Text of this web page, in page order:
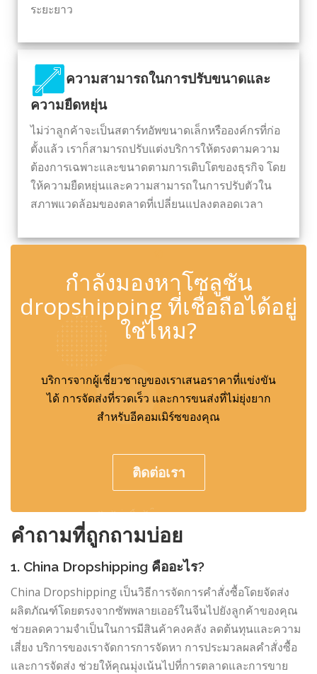
ระยะยาว
ความสามารถในการปรับขนาดและ
ความยืดหยุ่น
ไม่ว่าลูกค้าจะเป็นสตาร์ทอัพขนาดเล็กหรือองค์กรที่ก่อ
ตั้งแล้ว เราก็สามารถปรับแต่งบริการให้ตรงตามความ
ต้องการเฉพาะและขนาดตามการเติบโตของธุรกิจ โดย
ให้ความยืดหยุ่นและความสามารถในการปรับตัวใน
สภาพแวดล้อมของตลาดที่เปลี่ยนแปลงตลอดเวลา
กำลังมองหาโซลูชัน
dropshipping ที่เชื่อถือได้อยู่
ใช่ไหม?
บริการจากผู้เชี่ยวชาญของเราเสนอราคาที่แข่งขัน
ได้ การจัดส่งที่รวดเร็ว และการขนส่งที่ไม่ยุ่งยาก
สำหรับอีคอมเมิร์ซของคุณ
ติดต่อเรา
คำถามที่ถูกถามบ่อย
1. China Dropshipping คืออะไร?
China Dropshipping เป็นวิธีการจัดการคำสั่งซื้อโดยจัดส่ง
ผลิตภัณฑ์โดยตรงจากซัพพลายเออร์ในจีนไปยังลูกค้าของคุณ
ช่วยลดความจำเป็นในการมีสินค้าคงคลัง ลดต้นทุนและความ
เสี่ยง บริการของเราจัดการการจัดหา การประมวลผลคำสั่งซื้อ
และการจัดส่ง ช่วยให้คุณมุ่งเน้นไปที่การตลาดและการขาย